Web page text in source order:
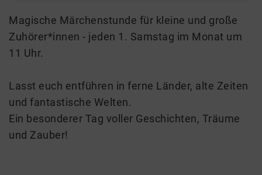
Magische Märchenstunde für kleine und große
Zuhörer*innen - jeden 1. Samstag im Monat um
11 Uhr.
Lasst euch entführen in ferne Länder, alte Zeiten
und fantastische Welten.
Ein besonderer Tag voller Geschichten, Träume
und Zauber!